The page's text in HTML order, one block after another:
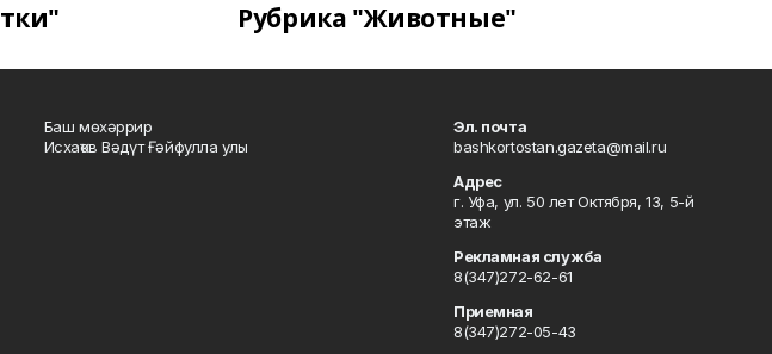
Рубрика "Животные"
Баш мөхәррир
Исхаҡов Вәдүт Ғәйфулла улы
Эл. почта
bashkortostan.gazeta@mail.ru
Адрес
г. Уфа, ул. 50 лет Октября, 13, 5-й
этаж
Рекламная служба
8(347)272-62-61
Приемная
8(347)272-05-43